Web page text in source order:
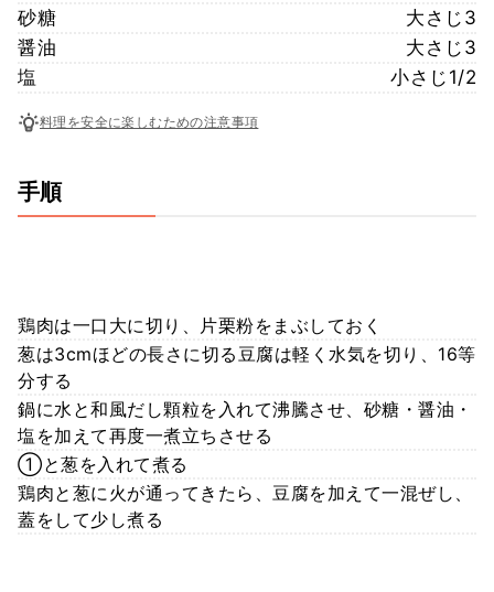
砂糖
大さじ3
醤油
大さじ3
塩
小さじ1/2
料理を安全に楽しむための注意事項
手順
鶏肉は一口大に切り、片栗粉をまぶしておく
葱は3cmほどの長さに切る豆腐は軽く水気を切り、16等
分する
鍋に水と和風だし顆粒を入れて沸騰させ、砂糖・醤油・
塩を加えて再度一煮立ちさせる
①と葱を入れて煮る
鶏肉と葱に火が通ってきたら、豆腐を加えて一混ぜし、
蓋をして少し煮る